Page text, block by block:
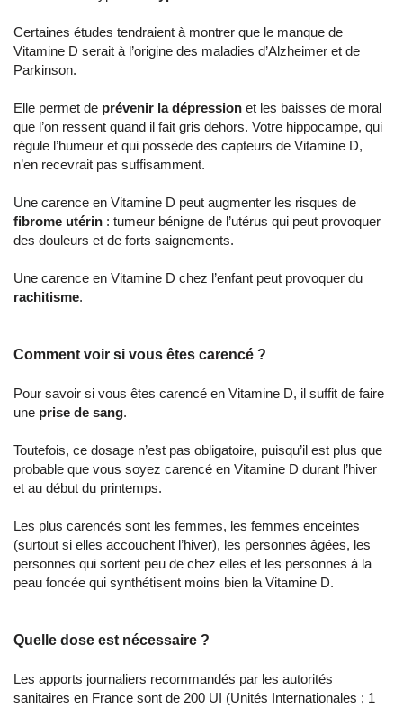
Certaines études tendraient à montrer que le manque de
Vitamine D serait à l’origine des maladies d’Alzheimer et de
Parkinson.
Elle permet de prévenir la dépression et les baisses de moral
que l’on ressent quand il fait gris dehors. Votre hippocampe, qui
régule l’humeur et qui possède des capteurs de Vitamine D,
n’en recevrait pas suffisamment.
Une carence en Vitamine D peut augmenter les risques de
fibrome utérin : tumeur bénigne de l’utérus qui peut provoquer
des douleurs et de forts saignements.
Une carence en Vitamine D chez l’enfant peut provoquer du
rachitisme.
Comment voir si vous êtes carencé ?
Pour savoir si vous êtes carencé en Vitamine D, il suffit de faire
une prise de sang.
Toutefois, ce dosage n’est pas obligatoire, puisqu’il est plus que
probable que vous soyez carencé en Vitamine D durant l’hiver
et au début du printemps.
Les plus carencés sont les femmes, les femmes enceintes
(surtout si elles accouchent l’hiver), les personnes âgées, les
personnes qui sortent peu de chez elles et les personnes à la
peau foncée qui synthétisent moins bien la Vitamine D.
Quelle dose est nécessaire ?
Les apports journaliers recommandés par les autorités
sanitaires en France sont de 200 UI (Unités Internationales ; 1